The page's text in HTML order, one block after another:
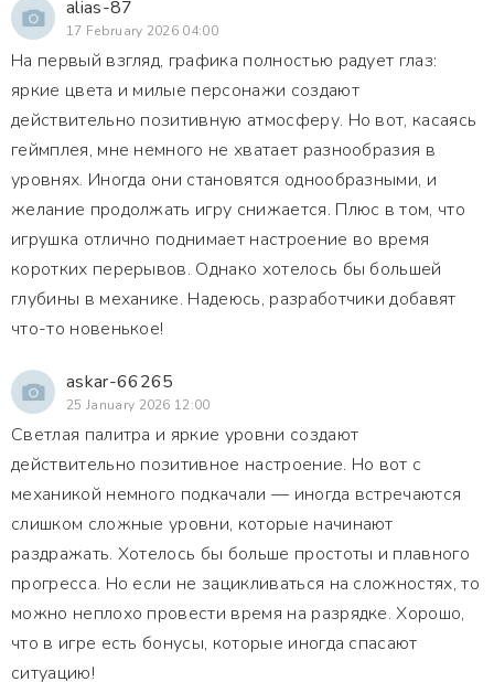
alias-87
17 February 2026 04:00
На первый взгляд, графика полностью радует глаз:
яркие цвета и милые персонажи создают
действительно позитивную атмосферу. Но вот, касаясь
геймплея, мне немного не хватает разнообразия в
уровнях. Иногда они становятся однообразными, и
желание продолжать игру снижается. Плюс в том, что
игрушка отлично поднимает настроение во время
коротких перерывов. Однако хотелось бы большей
глубины в механике. Надеюсь, разработчики добавят
что-то новенькое!
askar-66265
25 January 2026 12:00
Светлая палитра и яркие уровни создают
действительно позитивное настроение. Но вот с
механикой немного подкачали — иногда встречаются
слишком сложные уровни, которые начинают
раздражать. Хотелось бы больше простоты и плавного
прогресса. Но если не зацикливаться на сложностях, то
можно неплохо провести время на разрядке. Хорошо,
что в игре есть бонусы, которые иногда спасают
ситуацию!